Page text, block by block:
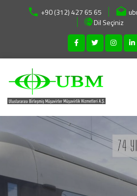
+90 (312) 427 65 65
Dil Seçiniz